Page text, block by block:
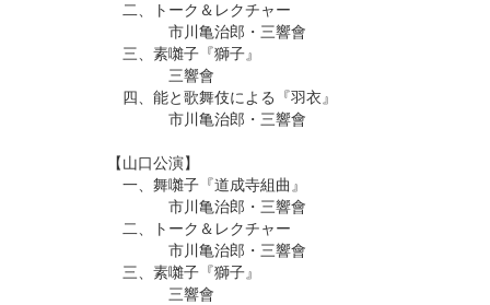
二、トーク＆レクチャー
市川亀治郎・三響會
三、素囃子『獅子』
三響會
四、能と歌舞伎による『羽衣』
市川亀治郎・三響會
【山口公演】
一、舞囃子『道成寺組曲』
市川亀治郎・三響會
二、トーク＆レクチャー
市川亀治郎・三響會
三、素囃子『獅子』
三響會